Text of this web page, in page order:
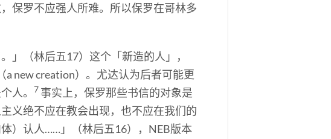
保罗不应强人所难。所以保罗在哥林多
」（林后五17）这个「新造的人」，
new creation）。尤达认为后者可能更
人。
7事实上，保罗那些书信的对象是
义绝不应在教会出现，也不应在我们的
）认人……」（林后五16），NEB版本